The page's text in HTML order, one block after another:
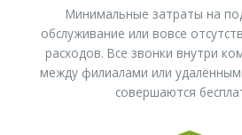
Минимальные затраты на
обслуживание или вовсе
расходов. Все звонки внутри
между филиалами или
совершаются